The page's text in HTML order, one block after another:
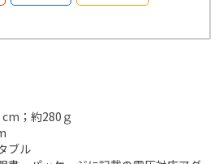
；約280ｇ
ブル